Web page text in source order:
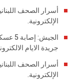
الإلكترونية.
جريدة الايام
الإلكترونية.